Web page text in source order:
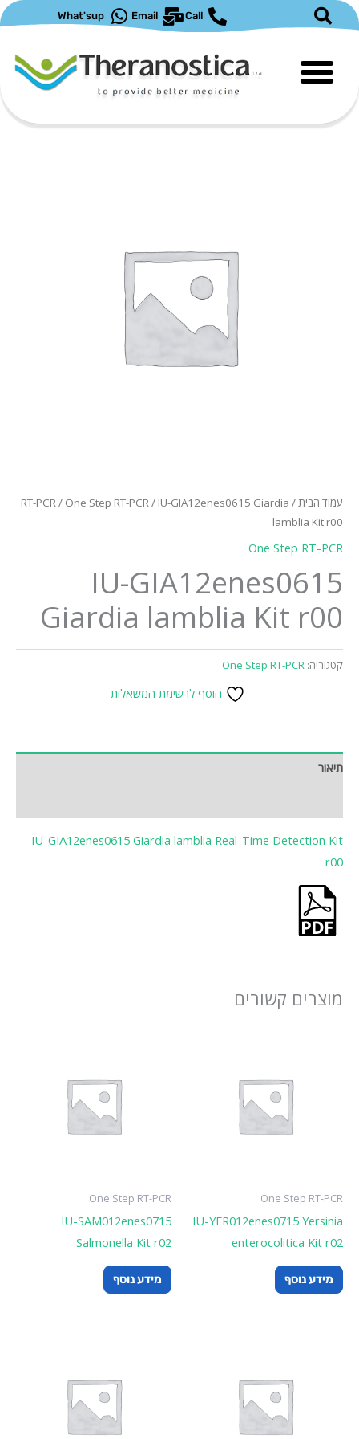
Call
Email
What'sup
עמוד הבית/
RT-PCR/ One Step RT-PCR/ IU-GIA12enes0615 Giardia
lamblia Kit r00
One Step RT-PCR
IU-GIA12enes0615
Giardia lamblia Kit r00
קטגוריה: One Step RT-PCR
הוסף לרשימת המשאלות
תיאור
IU-GIA12enes0615 Giardia lamblia Real-Time Detection Kit
r00
מוצרים קשורים
One Step RT-PCR
IU-YER012enes0715 Yersinia
enterocolitica Kit r02
מידע נוסף
One Step RT-PCR
IU-SAM012enes0715
Salmonella Kit r02
מידע נוסף